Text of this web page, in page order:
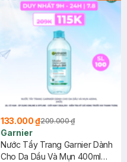
133.000 ₫209.000 ₫
Garnier
Nước Tẩy Trang Garnier Dành
Cho Da Dầu Và Mụn 400ml